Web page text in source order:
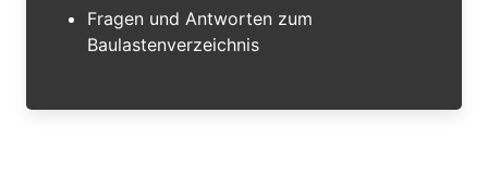
Fragen und Antworten zum
Baulastenverzeichnis